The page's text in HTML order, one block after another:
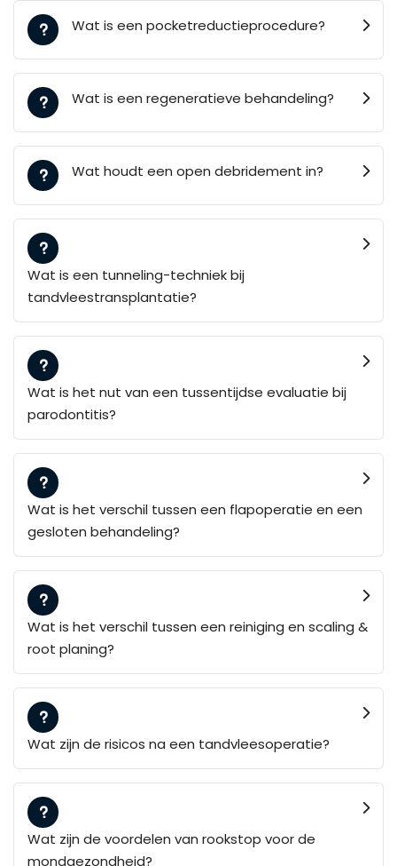
Wat is een pocketreductieprocedure?
Wat is een regeneratieve behandeling?
Wat houdt een open debridement in?
Wat is een tunneling-techniek bij
tandvleestransplantatie?
Wat is het nut van een tussentijdse evaluatie bij
parodontitis?
Wat is het verschil tussen een flapoperatie en een
gesloten behandeling?
Wat is het verschil tussen een reiniging en scaling &
root planing?
Wat zijn de risicos na een tandvleesoperatie?
Wat zijn de voordelen van rookstop voor de
mondgezondheid?